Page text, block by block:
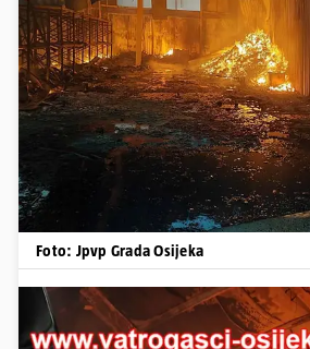
Foto: Jpvp Grada Osijeka